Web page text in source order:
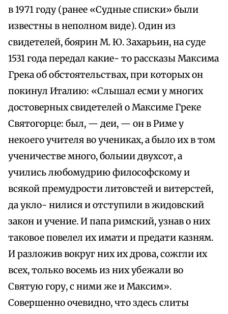
в 1971 году (ранее «Судные списки» были
известны в неполном виде). Один из
свидетелей, боярин М. Ю. Захарьин, на суде
1531 года передал какие- то рассказы Максима
Грека об обстоятельствах, при которых он
покинул Италию: «Слышал есми у многих
достоверных свидетелей о Максиме Греке
Святогорце: был, — деи, — он в Риме у
некоего учителя во учениках, а было их в том
ученичестве много, болыии двухсот, а
учились любомудрию философскому и
всякой премудрости литовстей и витерстей,
да укло- нилися и отступили в жидовский
закон и учение. И папа римский, узнав о них
таковое повелел их имати и предати казням.
И разложив вокруг них их дрова, сожгли их
всех, только восемь из них убежали во
Святую гору, с ними же и Максим».
Совершенно очевидно, что здесь слиты